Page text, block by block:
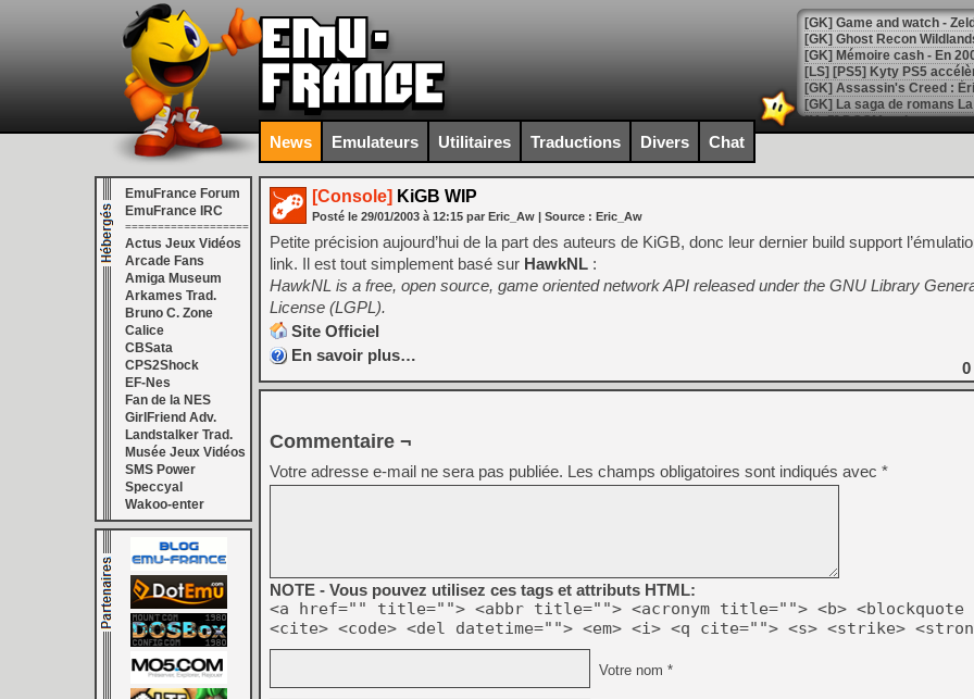
[Mo5] DOOM arrive en
[GK] Bethesda fête les 30
[GK] Roblox : l'action en
[GK] Agenda - GeForce
[GK] Devolver Digital en a
[LS] [PS5] ps5-y2jb-
[GK] Pourquoi Marvel
[GK] Test : Restory : Chill
[GK] GTA 6 : Rockstar
[GK] Hot Wheels Infinite
[GK] Mémoire cash -
[GK] Résultats Nintendo :
[GK] Déjà des
[Mo5] Brickboy cherche à
[GK] Minecraft et ses «
[GK] Beast of
[GK] Mémoire cash -
[GK] Dan Houser (GTA)
[GK] Comment EA Sports
[GK] Crimson Moon : un
[GK] Moonlighter 2 : The
[GK] Capcom relance
News Emulateurs Utilitaires Traductions Divers Chat
EmuFrance Forum
EmuFrance IRC
===================
Actus Jeux Vidéos
Arcade Fans
Amiga Museum
Arkames Trad.
Bruno C. Zone
Calice
CBSata
CPS2Shock
EF-Nes
Fan de la NES
GirlFriend Adv.
Landstalker Trad.
Musée Jeux Vidéos
SMS Power
Speccyal
Wakoo-enter
[Console] KiGB WIP
Posté le 29/01/2003 à 12:15 par Eric_Aw | Source : Eric_Aw
Petite précision aujourd’hui de la part des auteurs de KiGB, donc leur dernier build support
link. Il est tout simplement basé sur HawkNL :
HawkNL is a free, open source, game oriented network API released under the GNU Library
License (LGPL).
Site Officiel
En savoir plus…
0
Commentaire ¬
Votre adresse e-mail ne sera pas publiée. Les champs obligatoires sont indiqués avec *
NOTE - Vous pouvez utilisez ces tags et attributs HTML:
<a href="" title=""> <abbr title=""> <acronym title=""> <b> <blockquote
<cite> <code> <del datetime=""> <em> <i> <q cite=""> <s> <strike>
Votre nom *